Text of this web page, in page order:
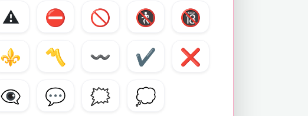
⚠️ ⛔ 🚫 🚷
🔞
⚜️ 〽️ 〰️ ✔️
❌
👁️ 💬 🗯️ 💭